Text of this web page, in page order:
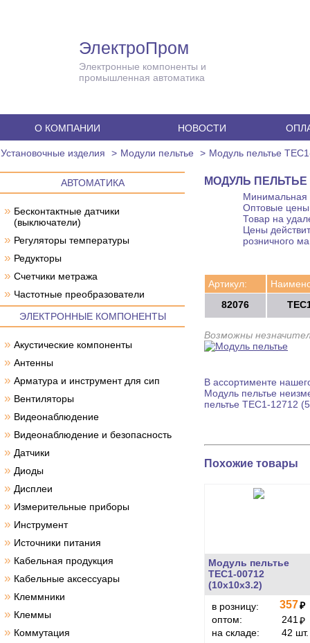
ЭлектроПром
Электронные компоненты и
промышленная автоматика
О КОМПАНИИ НОВОСТИ
Установочные изделия Модули пельтье Модуль пельтье
АВТОМАТИКА
» Бесконтактные датчики
(выключатели)
» Регуляторы температуры
» Редукторы
» Счетчики метража
» Частотные преобразователи
ЭЛЕКТРОННЫЕ КОМПОНЕНТЫ
» Акустические компоненты
» Антенны
» Арматура и инструмент для сип
» Вентиляторы
» Видеонаблюдение
» Видеонаблюдение и безопасность
» Датчики
» Диоды
» Дисплеи
» Измерительные приборы
» Инструмент
» Источники питания
» Кабельная продукция
» Кабельные аксессуары
» Клеммники
» Клеммы
» Коммутация
МОДУЛЬ ПЕЛЬТЬЕ
Минимальная
Оптовые цены
Товар на
Цены
розничного
Артикул:
82076
Возможны
В ассортименте
Модуль пельтье
пельтье TEC1-12712
Похожие товары
Модуль пельтье
TEC1-00712
(10x10x3.2)
в розницу:
357₽
оптом:
241 ₽
на складе:
42 шт.